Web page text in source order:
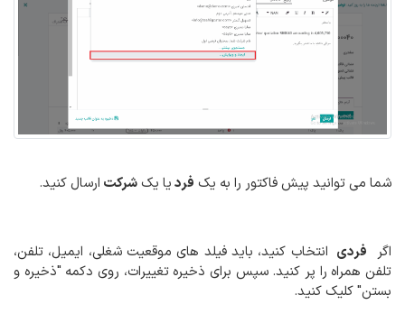
شما می توانید پیش فاکتور را به یک فردیا یکشرکت ارسال کنید.
اگر فردی انتخاب کنید، باید فیلد های موقعیت شغلی، ایمیل، تلفن،
تلفن همراه را پر کنید. سپس برای ذخیره تغییرات، روی دکمه "ذخیره و
بستن" کلیک کنید.